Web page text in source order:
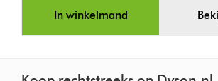
In winkelmand